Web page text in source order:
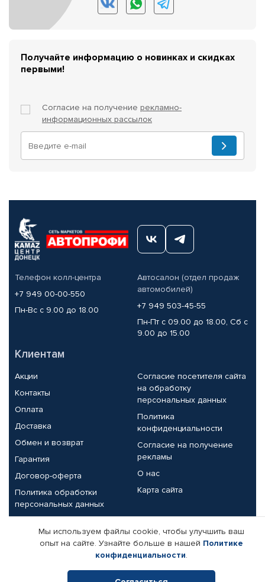
Получайте информацию о новинках и скидках
первыми!
Согласие на получение рекламно-
информационных рассылок
Телефон колл-центра
+7 949 00-00-550
Пн-Вс с 9.00 до 18.00
Автосалон (отдел продаж
автомобилей)
+7 949 503-45-55
Пн-Пт с 09.00 до 18.00, Сб с
9.00 до 15.00
Клиентам
Акции
Контакты
Оплата
Доставка
Обмен и возврат
Гарантия
Договор-оферта
Политика обработки
персональных данных
Согласие посетителя сайта
на обработку
персональных данных
Политика
конфиденциальности
Согласие на получение
рекламы
О нас
Карта сайта
Партнерам
Корпоративным клиентам
Поставщикам
Реквизиты компании
Мы используем файлы cookie, чтобы улучшить ваш
опыт на сайте. Узнайте больше в нашей Политике
конфиденциальности.